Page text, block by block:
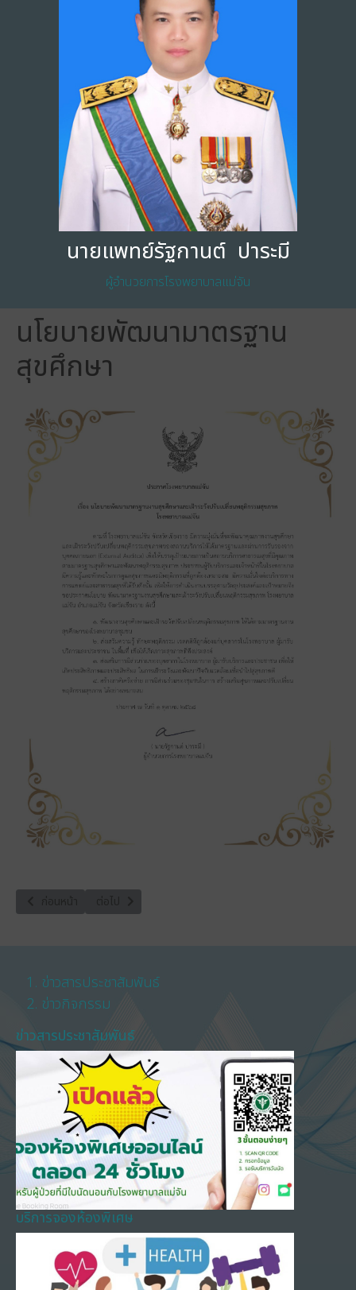
ใช้สิทธิ 30 บาท รักษาทุกที่ด้วยบัตรประชาชนใบเดียว
โปรดนำบัตรประจำตัวประชาชนมาเมื่อเข้ารับบริการโรงพยาบาลแม่จัน
นายแพทย์รัฐกานต์ ปาระมี
ผู้อำนวยการโรงพยาบาลแม่จัน
นโยบายพัฒนามาตรฐาน
สุขศึกษา
ข่าวสารประชาสัมพันธ์
ข่าวกิจกรรม
ข่าวสารประชาสัมพันธ์
บริการจองห้องพิเศษ